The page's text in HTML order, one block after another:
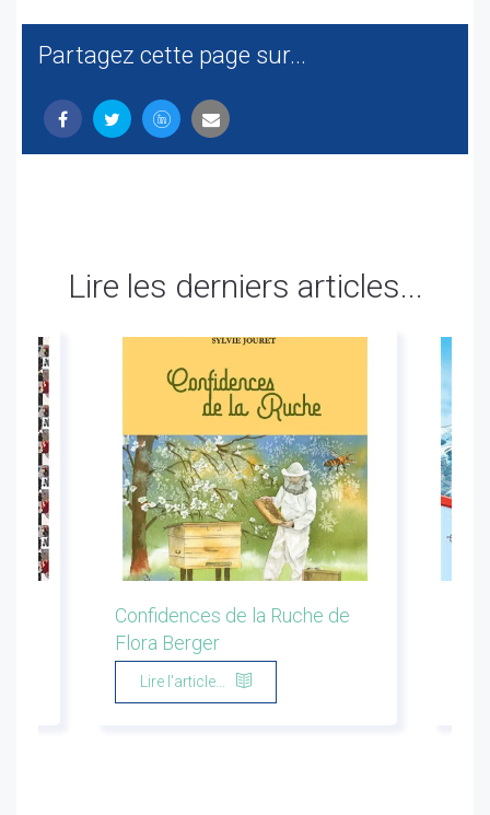
Partagez cette page sur...
Lire les derniers articles...
Confidences de la Ruche de
Flora Berger
Lire l'article...